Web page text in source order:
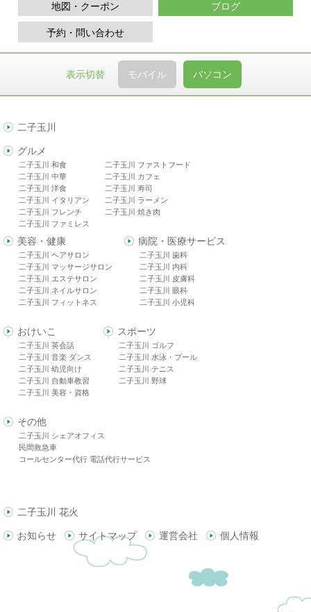
地図・クーポン ブログ
予約・問い合わせ
表示切替 モバイル パソコン
二子玉川
グルメ
二子玉川 和食
二子玉川 中華
二子玉川 洋食
二子玉川 イタリアン
二子玉川 フレンチ
二子玉川 ファミレス
二子玉川 ファストフード
二子玉川 カフェ
二子玉川 寿司
二子玉川 ラーメン
二子玉川 焼き肉
美容・健康
二子玉川 ヘアサロン
二子玉川 マッサージサロン
二子玉川 エステサロン
二子玉川 ネイルサロン
二子玉川 フィットネス
病院・医療サービス
二子玉川 歯科
二子玉川 内科
二子玉川 皮膚科
二子玉川 眼科
二子玉川 小児科
おけいこ
二子玉川 英会話
二子玉川 音楽 ダンス
二子玉川 幼児向け
二子玉川 自動車教習
二子玉川 美容・資格
スポーツ
二子玉川 ゴルフ
二子玉川 水泳・プール
二子玉川 テニス
二子玉川 野球
その他
二子玉川 シェアオフィス
民間救急車
コールセンター代行 電話代行サービス
二子玉川 花火
お知らせ サイトマップ 運営会社 個人情報